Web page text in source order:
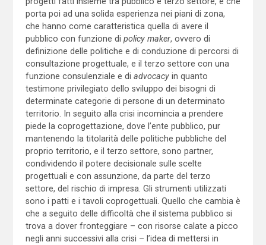
porta poi ad una solida esperienza nei piani di zona,
che hanno come caratteristica quella di avere il
pubblico con funzione di policy maker, ovvero di
definizione delle politiche e di conduzione di percorsi di
consultazione progettuale, e il terzo settore con una
funzione consulenziale e di advocacyin quanto
testimone privilegiato dello sviluppo dei bisogni di
determinate categorie di persone di un determinato
territorio. In seguito alla crisi incomincia a prendere
piede la coprogettazione, dove l’ente pubblico, pur
mantenendo la titolarità delle politiche pubbliche del
proprio territorio, e il terzo settore, sono partner,
condividendo il potere decisionale sulle scelte
progettuali e con assunzione, da parte del terzo
settore, del rischio di impresa. Gli strumenti utilizzati
sono i patti e i tavoli coprogettuali. Quello che cambia è
che a seguito delle difficoltà che il sistema pubblico si
trova a dover fronteggiare – con risorse calate a picco
negli anni successivi alla crisi – l’idea di mettersi in